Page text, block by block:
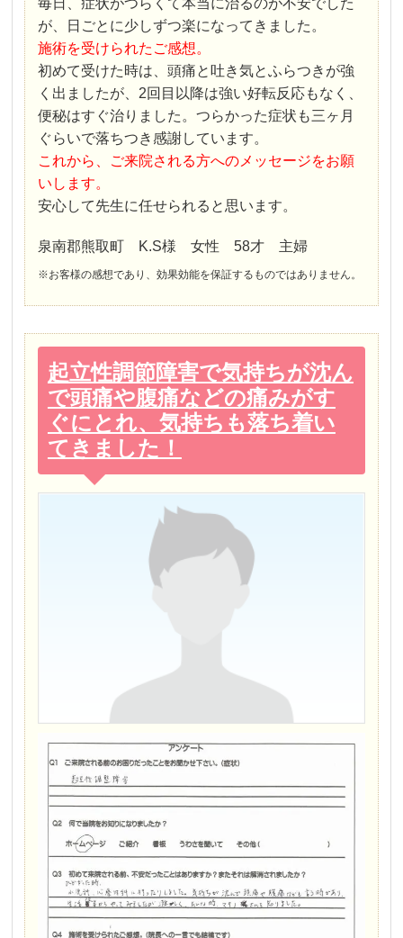
が、日ごとに少しずつ楽になってきました。
施術を受けられたご感想。
初めて受けた時は、頭痛と吐き気とふらつきが強
く出ましたが、2回目以降は強い好転反応もなく、
便秘はすぐ治りました。つらかった症状も三ヶ月
ぐらいで落ちつき感謝しています。
これから、ご来院される方へのメッセージをお願
いします。
安心して先生に任せられると思います。
泉南郡熊取町 K.S様 女性 58才 主婦
※お客様の感想であり、効果効能を保証するものではありません。
起立性調節障害で気持ちが沈ん
で頭痛や腹痛などの痛みがす
ぐにとれ、気持ちも落ち着い
てきました！